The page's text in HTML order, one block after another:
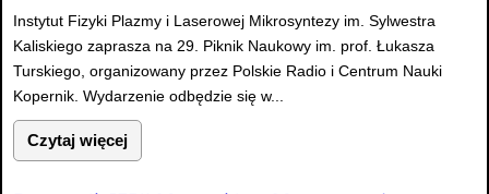
Instytut Fizyki Plazmy i Laserowej Mikrosyntezy im. Sylwestra
Kaliskiego zaprasza na 29. Piknik Naukowy im. prof. Łukasza
Turskiego, organizowany przez Polskie Radio i Centrum Nauki
Kopernik. Wydarzenie odbędzie się w...
Czytaj więcej